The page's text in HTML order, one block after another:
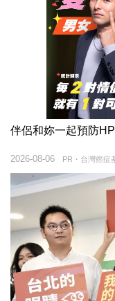
伴侶和妳一起預防
PR・台灣癌症
2026-08-06